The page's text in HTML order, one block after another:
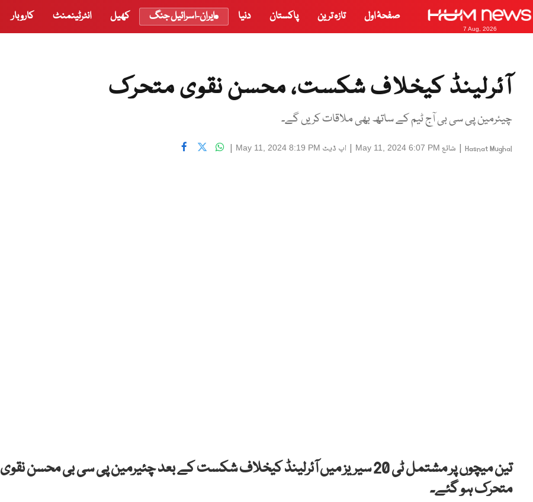
7 Aug, 2026
صفحۂ اول تازہ ترین پاکستان دنیا ایران-اسرائیل جنگ کھیل انٹرٹینمنٹ کاروبار
آئرلینڈ کیخلاف شکست، محسن نقوی متحرک
چیئرمین پی سی بی آج ٹیم کے ساتھ بھی ملاقات کریں گے۔
Hasnat Mughal
| شائع May 11, 2024 6:07 PM
| اپ ڈیٹ May 11, 2024 8:19 PM
|
تین میچوں پر مشتمل ٹی 20 سیریز میں آئرلینڈ کیخلاف شکست کے بعد چئیرمین پی سی بی محسن نقوی
متحرک ہو گئے۔